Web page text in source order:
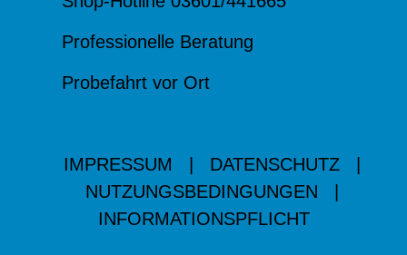
Professionelle Beratung
Probefahrt vor Ort
IMPRESSUM DATENSCHUTZ
NUTZUNGSBEDINGUNGEN
INFORMATIONSPFLICHT